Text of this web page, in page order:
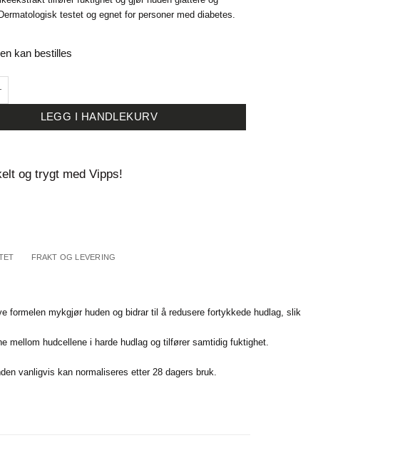
testet og egnet for personer med diabetes.
kan bestilles
LEGG I HANDLEKURV
og trygt med Vipps!
FRAKT OG LEVERING
formelen mykgjør huden og bidrar til å redusere fortykkede hudlag, slik
mellom hudcellene i harde hudlag og tilfører samtidig fuktighet.
vanligvis kan normaliseres etter 28 dagers bruk.